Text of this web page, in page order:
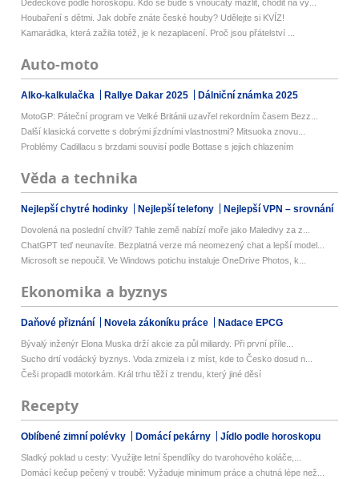
Dědečkové podle horoskopu. Kdo se bude s vnoučaty mazlit, chodit na vý...
Houbaření s dětmi. Jak dobře znáte české houby? Udělejte si KVÍZ!
Kamarádka, která zažila totéž, je k nezaplacení. Proč jsou přátelství ...
Auto-moto
Alko-kalkulačka Rallye Dakar 2025 Dálniční známka 2025
MotoGP: Páteční program ve Velké Británii uzavřel rekordním časem Bezz...
Další klasická corvette s dobrými jízdními vlastnostmi? Mitsuoka znovu...
Problémy Cadillacu s brzdami souvisí podle Bottase s jejich chlazením
Věda a technika
Nejlepší chytré hodinky Nejlepší telefony Nejlepší VPN – srovnání
Dovolená na poslední chvíli? Tahle země nabízí moře jako Maledivy za z...
ChatGPT teď neunavíte. Bezplatná verze má neomezený chat a lepší model...
Microsoft se nepoučil. Ve Windows potichu instaluje OneDrive Photos, k...
Ekonomika a byznys
Daňové přiznání Novela zákoníku práce Nadace EPCG
Bývalý inženýr Elona Muska drží akcie za půl miliardy. Při první příle...
Sucho drtí vodácký byznys. Voda zmizela i z míst, kde to Česko dosud n...
Češi propadli motorkám. Král trhu těží z trendu, který jiné děsí
Recepty
Oblíbené zimní polévky Domácí pekárny Jídlo podle horoskopu
Sladký poklad u cesty: Využijte letní špendlíky do tvarohového koláče,...
Domácí kečup pečený v troubě: Vyžaduje minimum práce a chutná lépe než...